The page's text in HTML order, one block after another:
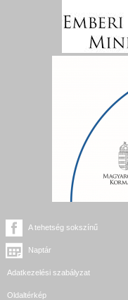
A tehetség sokszínű
Naptár
Adatkezelési szabályzat
Oldaltérkép